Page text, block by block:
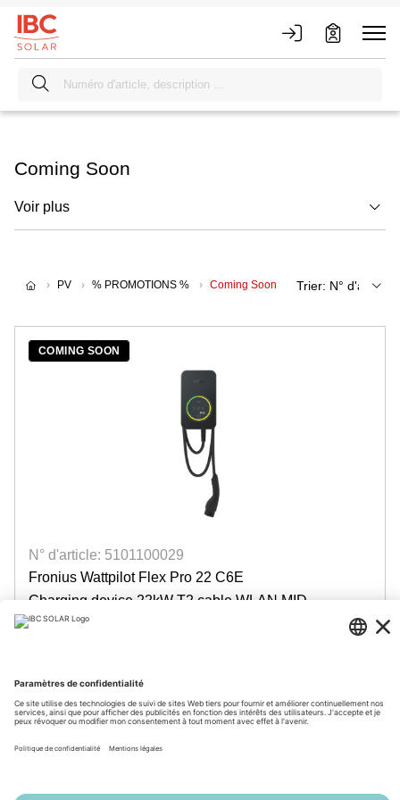
Coming Soon
Voir plus
PV % PROMOTIONS % Coming Soon
COMING SOON
N° d'article: 5101100029
Fronius Wattpilot Flex Pro 22 C6E
Charging device 22kW T2 cable WLAN MID
Disponible avec délai de livraison